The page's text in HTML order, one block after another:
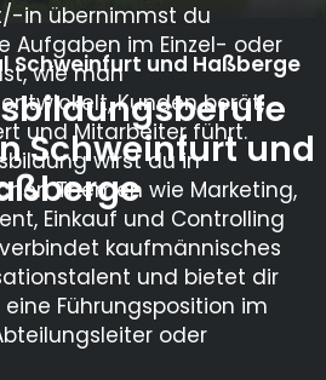
Schweinfurt und Haßberge
Schweinfurt und
in übernimmst du
Aufgaben im Einzel- oder
wie man
Kunden berät,
und Mitarbeiter führt.
wirst du in
Themen wie Marketing,
Einkauf und Controlling
kaufmännisches
und bietet dir
Führungsposition im
oder